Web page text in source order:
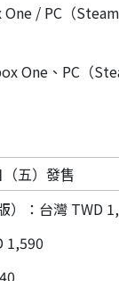
/ PC（
One、PC（
五）發售
）：台灣 TWD
1,590